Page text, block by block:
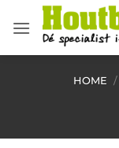
naar
HOME /